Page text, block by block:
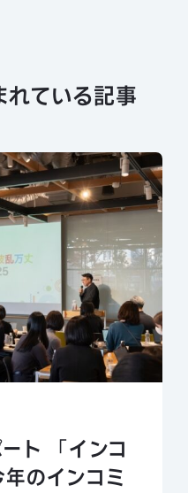
れている記事
ト 「インコ
のインコミ